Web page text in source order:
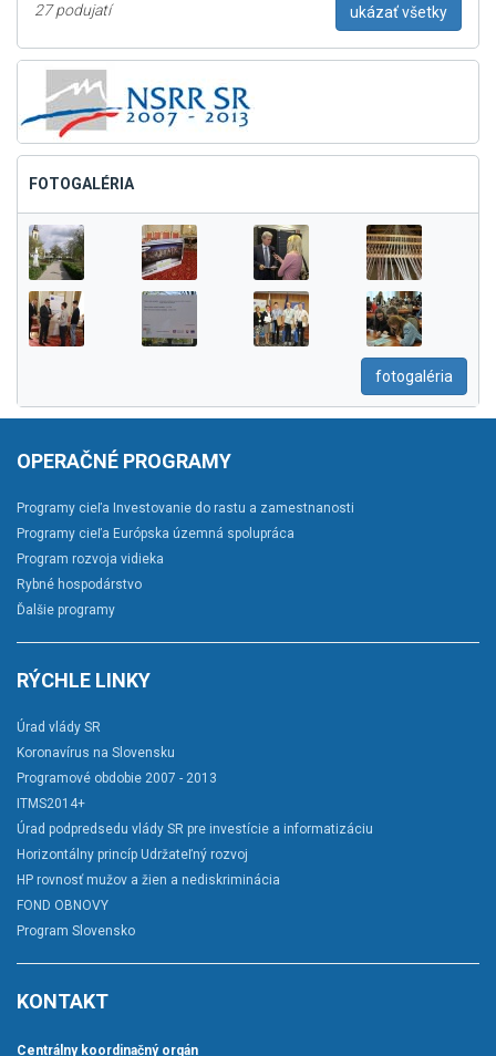
27 podujatí ukázať všetky
FOTOGALÉRIA
fotogaléria
OPERAČNÉ PROGRAMY
Programy cieľa Investovanie do rastu a zamestnanosti
Programy cieľa Európska územná spolupráca
Program rozvoja vidieka
Rybné hospodárstvo
Ďalšie programy
RÝCHLE LINKY
Úrad vlády SR
Koronavírus na Slovensku
Programové obdobie 2007 - 2013
ITMS2014+
Úrad podpredsedu vlády SR pre investície a informatizáciu
Horizontálny princíp Udržateľný rozvoj
HP rovnosť mužov a žien a nediskriminácia
FOND OBNOVY
Program Slovensko
KONTAKT
Centrálny koordinačný orgán